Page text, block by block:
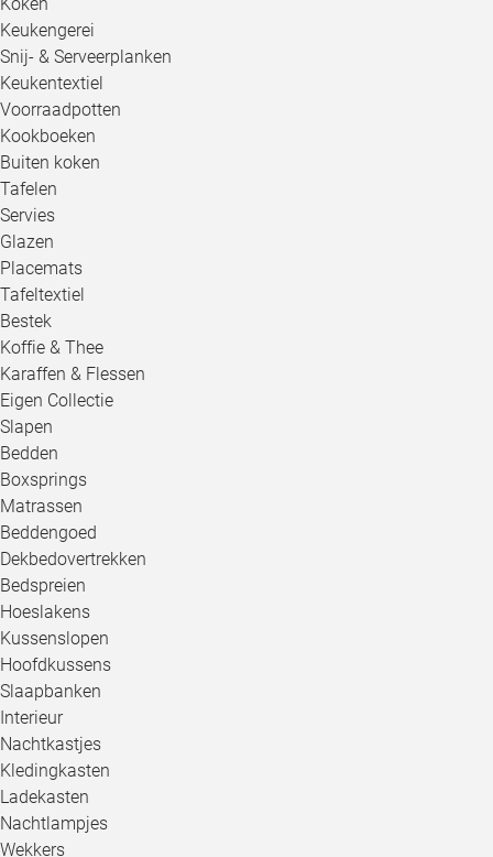
Keukengerei
Snij- & Serveerplanken
Keukentextiel
Voorraadpotten
Kookboeken
Buiten koken
Tafelen
Servies
Glazen
Placemats
Tafeltextiel
Bestek
Koffie & Thee
Karaffen & Flessen
Eigen Collectie
Slapen
Bedden
Boxsprings
Matrassen
Beddengoed
Dekbedovertrekken
Bedspreien
Hoeslakens
Kussenslopen
Hoofdkussens
Slaapbanken
Interieur
Nachtkastjes
Kledingkasten
Ladekasten
Nachtlampjes
Wekkers